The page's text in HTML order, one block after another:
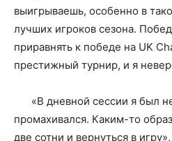
выигрываешь, особенно в
лучших игроков сезона.
приравнять к победе на UK
престижный турнир, и я
«В дневной сессии я был
промахивался. Каким-то
две сотни и вернуться в